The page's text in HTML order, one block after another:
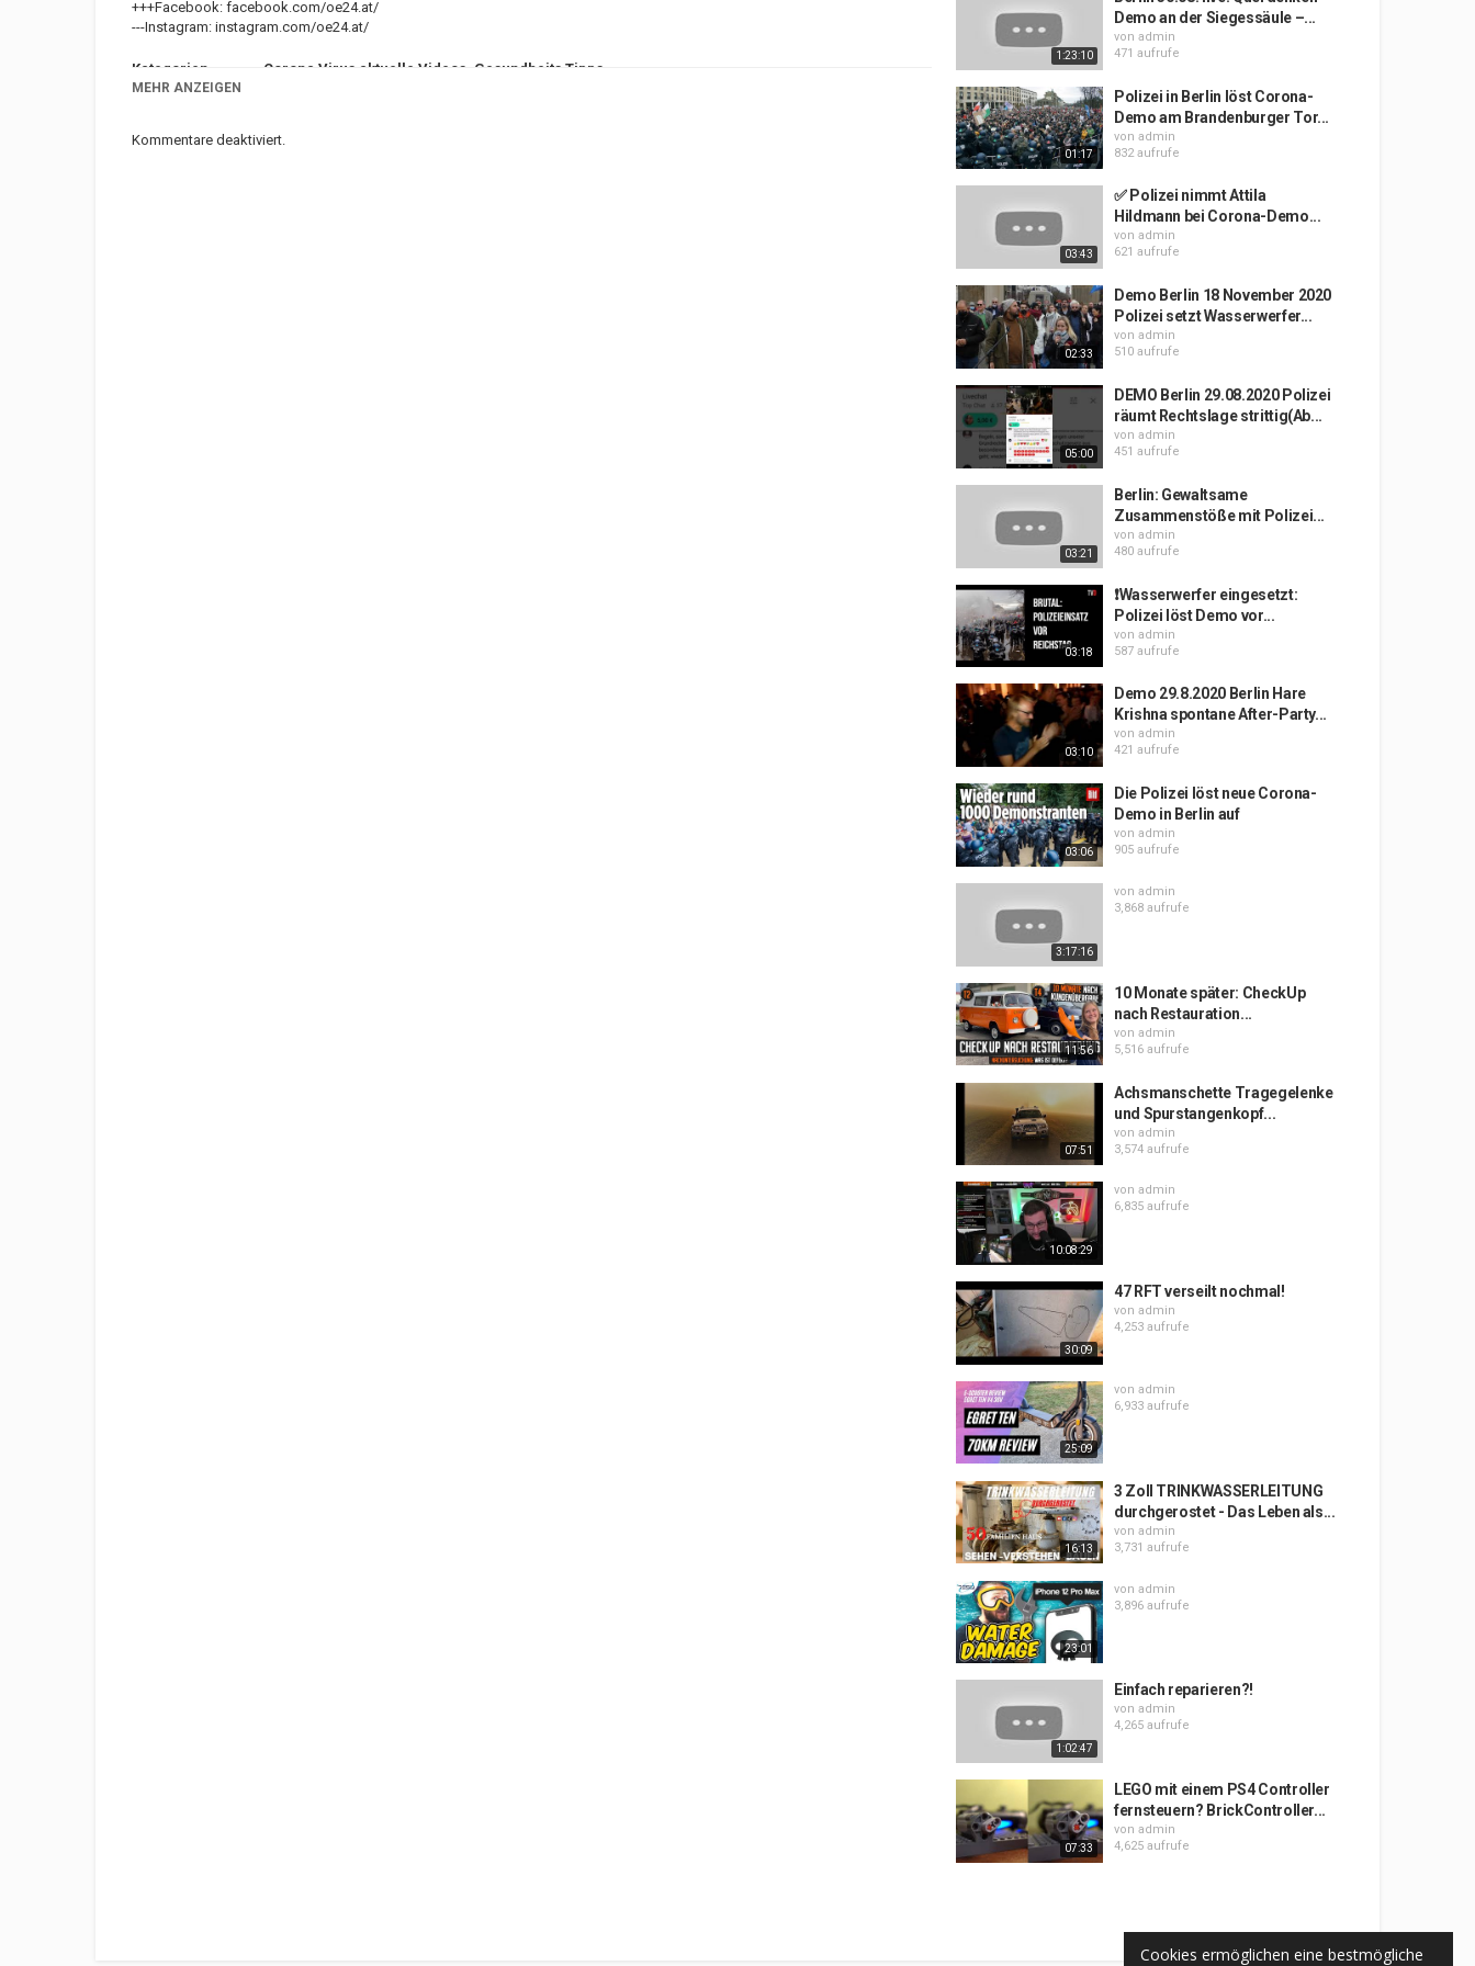
Cookies ermöglichen eine bestmögliche
+++Facebook: facebook.com/oe24.at/
---Instagram: instagram.com/oe24.at/
Kategorien Corona Virus aktuelle Videos Gesundheits Tipps
Suchwörter
MEHR ANZEIGEN
Kommentare deaktiviert.
1:23:10
Demo an der Siegessäule –...
von admin
471 aufrufe
01:17
Polizei in Berlin löst Corona-
Demo am Brandenburger Tor...
von admin
832 aufrufe
03:43
✅ Polizei nimmt Attila
Hildmann bei Corona-Demo...
von admin
621 aufrufe
02:33
Demo Berlin 18 November 2020
Polizei setzt Wasserwerfer...
von admin
510 aufrufe
05:00
DEMO Berlin 29.08.2020 Polizei
räumt Rechtslage strittig(Ab...
von admin
451 aufrufe
03:21
Berlin: Gewaltsame
Zusammenstöße mit Polizei...
von admin
480 aufrufe
03:18
❗Wasserwerfer eingesetzt:
Polizei löst Demo vor...
von admin
587 aufrufe
03:10
Demo 29.8.2020 Berlin Hare
Krishna spontane After-Party...
von admin
421 aufrufe
03:06
Die Polizei löst neue Corona-
Demo in Berlin auf
von admin
905 aufrufe
3:17:16
von admin
3,868 aufrufe
11:56
10 Monate später: CheckUp
nach Restauration...
von admin
5,516 aufrufe
07:51
Achsmanschette Tragegelenke
und Spurstangenkopf...
von admin
3,574 aufrufe
10:08:29
von admin
6,835 aufrufe
30:09
47 RFT verseilt nochmal!
von admin
4,253 aufrufe
25:09
von admin
6,933 aufrufe
16:13
3 Zoll TRINKWASSERLEITUNG
durchgerostet - Das Leben als...
von admin
3,731 aufrufe
23:01
von admin
3,896 aufrufe
1:02:47
Einfach reparieren?!
von admin
4,265 aufrufe
07:33
LEGO mit einem PS4 Controller
fernsteuern? BrickController...
von admin
4,625 aufrufe